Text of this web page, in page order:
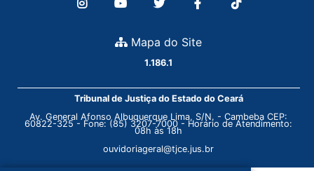
Mapa do Site
1.186.1
Tribunal de Justiça do Estado do Ceará
Av. General Afonso Albuquerque Lima, S/N. - Cambeba CEP:
60822-325 - Fone: (85) 3207-7000 - Horário de Atendimento:
08h às 18h
ouvidoriageral@tjce.jus.br